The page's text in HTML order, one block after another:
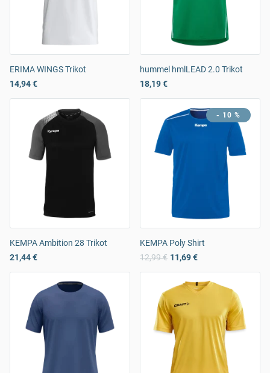
ERIMA WINGS Trikot
14,94 €
hummel hmlLEAD 2.0 Trikot
18,19 €
KEMPA Ambition 28 Trikot
21,44 €
- 10 %
KEMPA Poly Shirt
12,99 € 11,69 €